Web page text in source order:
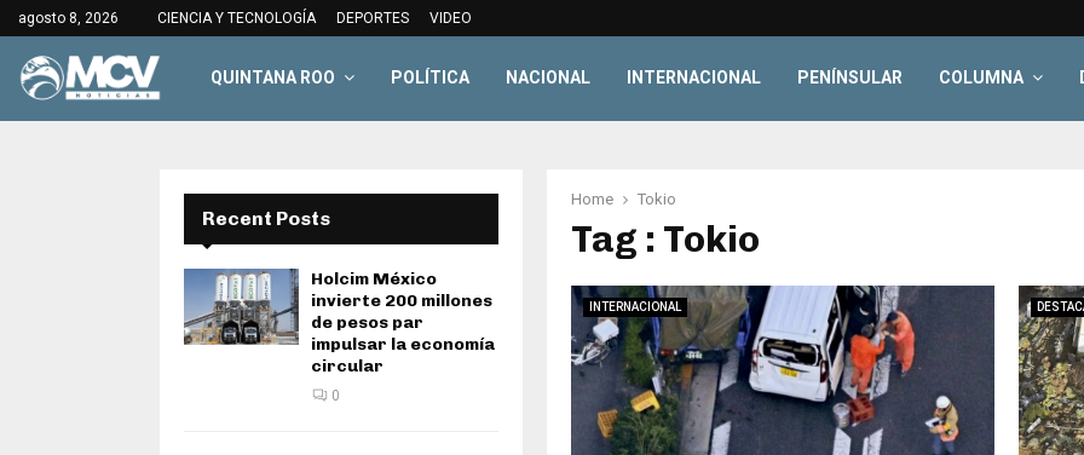
agosto 8, 2026 CIENCIA Y TECNOLOGÍA DEPORTES VIDEO
QUINTANA ROO POLÍTICA NACIONAL INTERNACIONAL PENÍNSULAR COLUMNA
Home Tokio
Tag : Tokio
INTERNACIONAL
Recent Posts
Holcim México
invierte 200 millones
de pesos par
impulsar la economía
circular
0